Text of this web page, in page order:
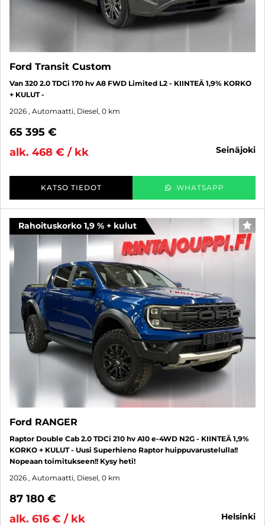
Ford Transit Custom
Van 320 2.0 TDCi 170 hv A8 FWD Limited L2 - KIINTEÄ 1,9% KORKO
+ KULUT -
2026 , Automaatti, Diesel, 0 km
65 395 €
alk. 468 € / kk
seinäjoki
KATSO TIEDOT WHATSAPP
Rahoituskorko 1,9 % + kulut
Ford RANGER
Raptor Double Cab 2.0 TDCi 210 hv A10 e-4WD N2G - KIINTEÄ 1,9%
KORKO + KULUT - Uusi Superhieno Raptor huippuvarustelulla!!
Nopeaan toimitukseen!! Kysy heti!
2026 , Automaatti, Diesel, 0 km
87 180 €
alk. 616 € / kk
helsinki